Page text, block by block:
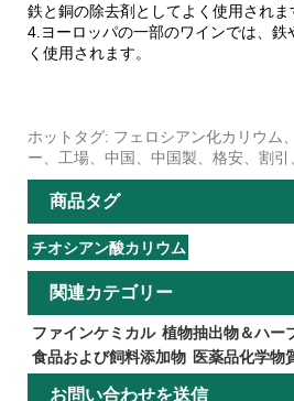
鉄と銅の除去剤としてよく使用されま
4.ヨーロッパの一部のワインでは、鉄
く使用されます。
ホットタグ: フェロシアン化カリウム
ー、工場、中国、中国製、格安、割引
商品タグ
チオシアン酸カリウム
関連カテゴリー
ファインケミカル 植物抽出物＆ハー
食品および飼料添加物 医薬品化学物
お問い合わせを送信